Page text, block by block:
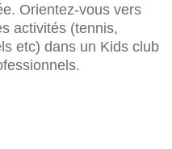
Orientez-vous vers
activités (tennis,
etc) dans un Kids club